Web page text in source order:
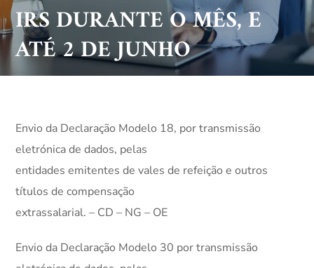
IRS DURANTE O MÊS, E
ATÉ 2 DE JUNHO
Envio da Declaração Modelo 18, por transmissão
eletrónica de dados, pelas
entidades emitentes de vales de refeição e outros
títulos de compensação
extrassalarial. – CD – NG – OE
Envio da Declaração Modelo 30 por transmissão